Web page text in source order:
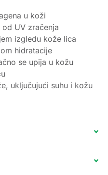
u koži
UV zračenja
izgledu kože lica
hidratacije
se upija u kožu
uključujući suhu i kožu